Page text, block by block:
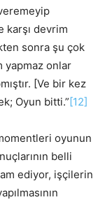
karşı devrim
sonra şu çok
yapmaz onlar
[Ve bir kez
Oyun bitti.”[12]
oyunun
belli
ediyor, işçilerin